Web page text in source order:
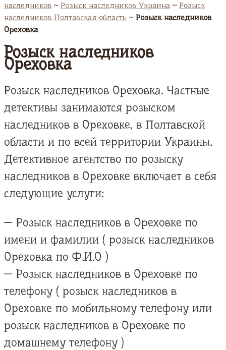
наследников ~ Розыск наследников Украина ~ Розыск
наследников Полтавская область ~ Розыск наследников
Ореховка
Розыск наследников
Ореховка
Розыск наследников Ореховка. Частные
детективы занимаются розыском
наследников в Ореховке, в Полтавской
области и по всей территории Украины.
Детективное агентство по розыску
наследников в Ореховке включает в себя
следующие услуги:
— Розыск наследников в Ореховке по
имени и фамилии ( розыск наследников
Ореховка по Ф.И.О )
— Розыск наследников в Ореховке по
телефону ( розыск наследников в
Ореховке по мобильному телефону или
розыск наследников в Ореховке по
домашнему телефону )